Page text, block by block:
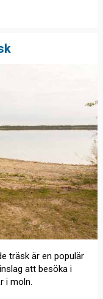
träsk är en populär
att besöka i
i moln.